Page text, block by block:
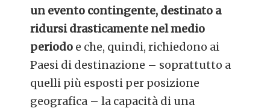
un evento contingente, destinato a
ridursi drasticamente nel medio
periodo e che, quindi, richiedono ai
Paesi di destinazione – soprattutto a
quelli più esposti per posizione
geografica – la capacità di una